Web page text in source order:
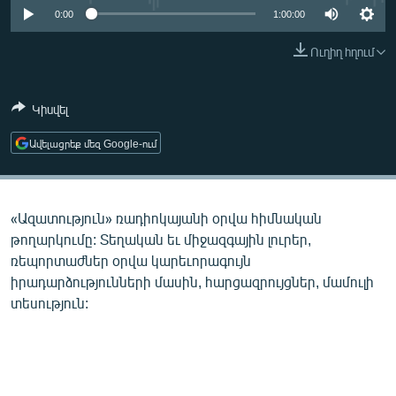
ՄԻՋԱԶԳԱՅԻՆ
ՄԵԿՆԱԲԱՆՈՒԹՅՈՒՆ
ՏՏ ԵՒ ԻՆՏԵՐՆԵՏ
ԿՈՐՈՆԱՎԻՐՈՒՍ
ՏԵՍԱՆՅՈՒԹԵՐ
ԲԱՆԱՎԵՃ
ՁԳՏԵԼՈՎ ԼԱՎԱԳՈՒՅՆԻՆ
0:00 1:00:00
Ուղիղ հղում
Կիսվել
Ավելացրեք մեզ Google-ում
«Ազատություն» ռադիոկայանի օրվա հիմնական
թողարկումը: Տեղական եւ միջազգային լուրեր,
ռեպորտաժներ օրվա կարեւորագույն
իրադարձությունների մասին, հարցազրույցներ, մամուլի
տեսություն: